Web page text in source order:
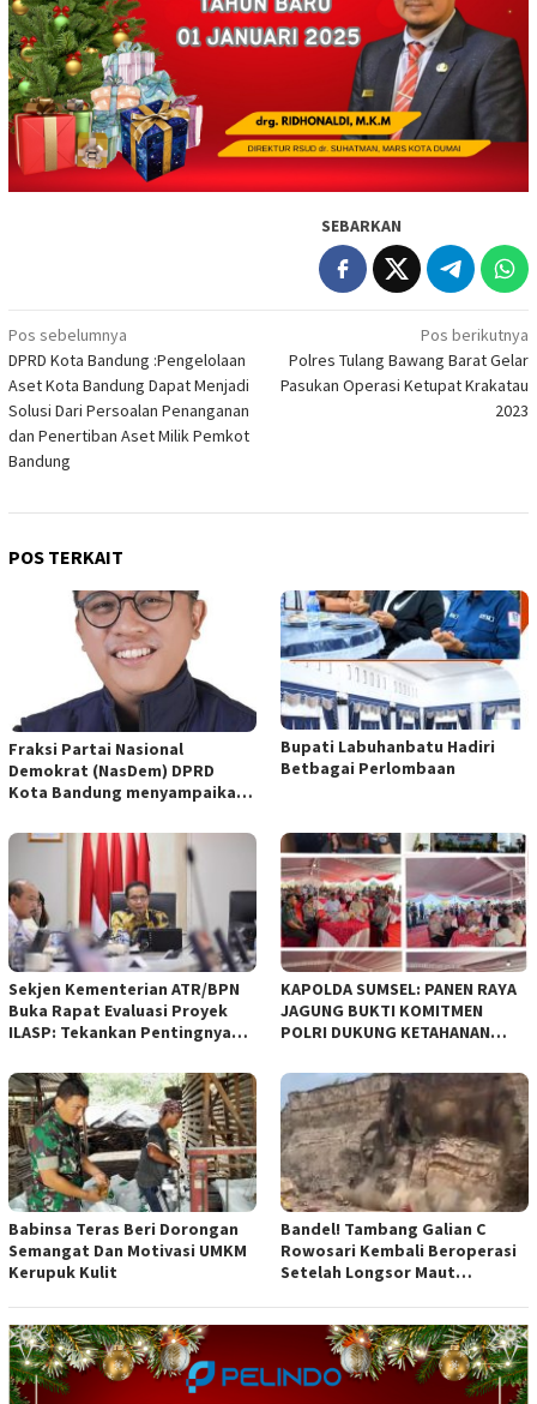
SEBARKAN
Navigasi
pos
Pos sebelumnya
DPRD Kota Bandung :Pengelolaan
Aset Kota Bandung Dapat Menjadi
Solusi Dari Persoalan Penanganan
dan Penertiban Aset Milik Pemkot
Bandung
Pos berikutnya
Polres Tulang Bawang Barat Gelar
Pasukan Operasi Ketupat Krakatau
2023
POS TERKAIT
Fraksi Partai Nasional
Demokrat (NasDem) DPRD
Kota Bandung menyampaikan
empat Rancangan Peraturan
Daerah (Raperda) yang
diajukan Pemerintah Kota
Bandung
Bupati Labuhanbatu Hadiri
Betbagai Perlombaan
Sekjen Kementerian ATR/BPN
Buka Rapat Evaluasi Proyek
ILASP: Tekankan Pentingnya
Anggaran
KAPOLDA SUMSEL: PANEN RAYA
JAGUNG BUKTI KOMITMEN
POLRI DUKUNG KETAHANAN
Babinsa Teras Beri Dorongan
Semangat Dan Motivasi UMKM
Kerupuk Kulit
Bandel! Tambang Galian C
Rowosari Kembali Beroperasi
Setelah Longsor Maut